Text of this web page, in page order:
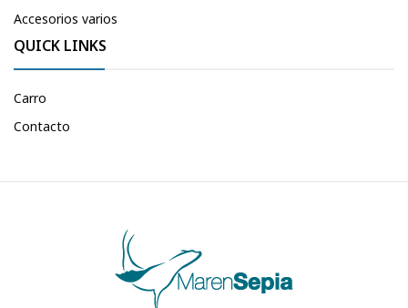
Accesorios varios
QUICK LINKS
Carro
Contacto